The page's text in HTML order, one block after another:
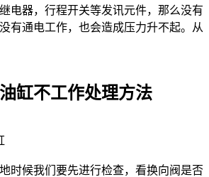
电器，行程开关等发讯元件，那么没有
有通电工作，也会造成压力升不起。从
不工作处理方法
候我们要先进行检查，看换向阀是否